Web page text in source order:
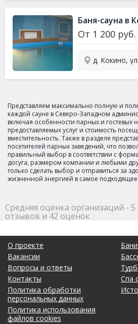
Баня-сауна в
От 1 200 руб.
д. Кокино,
Представляем максимально полную и
каждой сауне в Северо-Западном
включая особенности парных и гостевых
предоставляемых услуг и стоимость
вместительность. Также в разделе
посетителей парных заведений, что
правильный выбор в соответствии с
досуга, размером компании и любыми
только сделать выбор и отправиться за
жизненной энергией в самое
Средняя оценка организаций -
отзывов и 42 оценок
О проекте
Вакансии
Вопросы и ответы
Контакты
Политика обработки
персональных данных
Политика использования
файлов cookies
Спа